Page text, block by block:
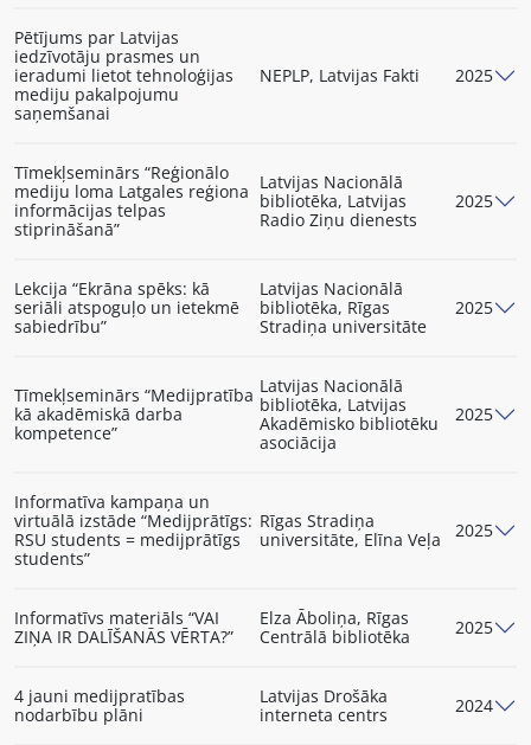
Pētījums par Latvijas
iedzīvotāju prasmes un
ieradumi lietot tehnoloģijas
mediju pakalpojumu
saņemšanai
NEPLP, Latvijas Fakti 2025
Tīmekļseminārs “Reģionālo
mediju loma Latgales reģiona
informācijas telpas
stiprināšanā”
Latvijas Nacionālā
bibliotēka, Latvijas
Radio Ziņu dienests
2025
Lekcija “Ekrāna spēks: kā
seriāli atspoguļo un ietekmē
sabiedrību”
Latvijas Nacionālā
bibliotēka, Rīgas
Stradiņa universitāte
2025
Tīmekļseminārs “Medijpratība
kā akadēmiskā darba
kompetence”
Latvijas Nacionālā
bibliotēka, Latvijas
Akadēmisko bibliotēku
asociācija
2025
Informatīva kampaņa un
virtuālā izstāde “Medijprātīgs:
RSU students = medijprātīgs
students”
Rīgas Stradiņa
universitāte, Elīna Veļa
2025
Informatīvs materiāls “VAI
ZIŅA IR DALĪŠANĀS VĒRTA?”
Elza Āboliņa, Rīgas
Centrālā bibliotēka
2025
4 jauni medijpratības
nodarbību plāni
Latvijas Drošāka
interneta centrs
2024